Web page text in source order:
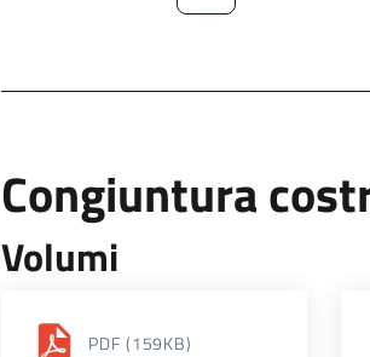
Congiuntura
Volumi
PDF (159KB)